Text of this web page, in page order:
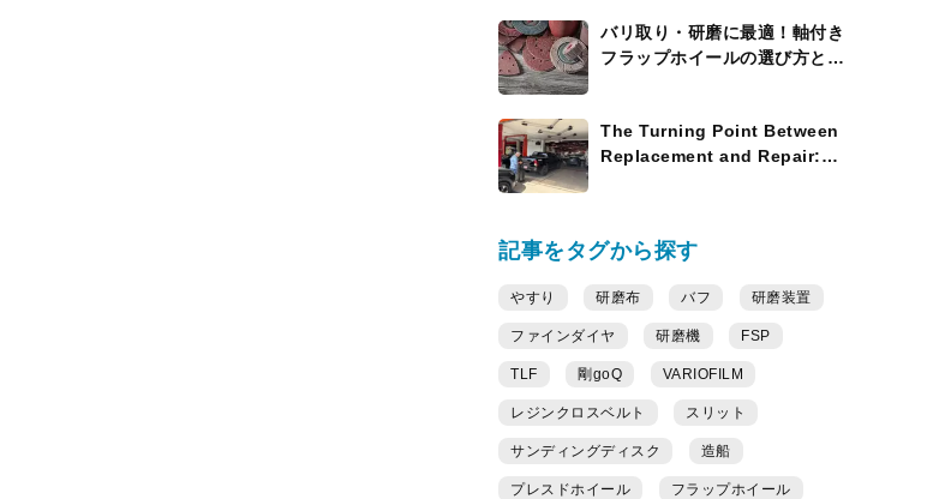
バリ取り・研磨に最適！軸付き
フラップホイールの選び方と活
The Turning Point Between
Replacement and Repair:
記事をタグから探す
やすり 研磨布 バフ 研磨装置
ファインダイヤ 研磨機 FSP
TLF 剛goQ VARIOFILM
レジンクロスベルト スリット
サンディングディスク 造船
プレスドホイール フラップホイール